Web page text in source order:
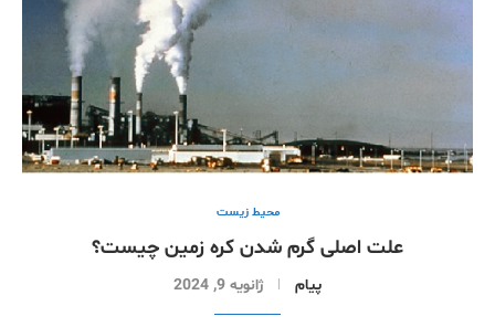
محیط زیست
علت اصلی گرم شدن کره زمین چیست؟
پیام ژانویه 9, 2024